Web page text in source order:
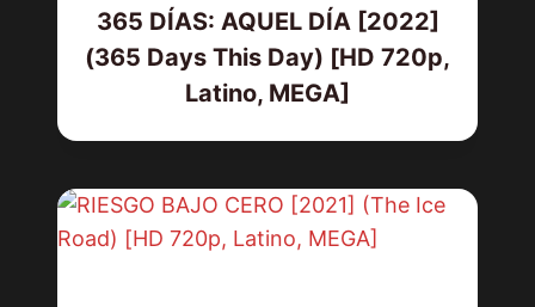
365 DÍAS: AQUEL DÍA [2022]
(365 Days This Day) [HD 720p,
Latino, MEGA]